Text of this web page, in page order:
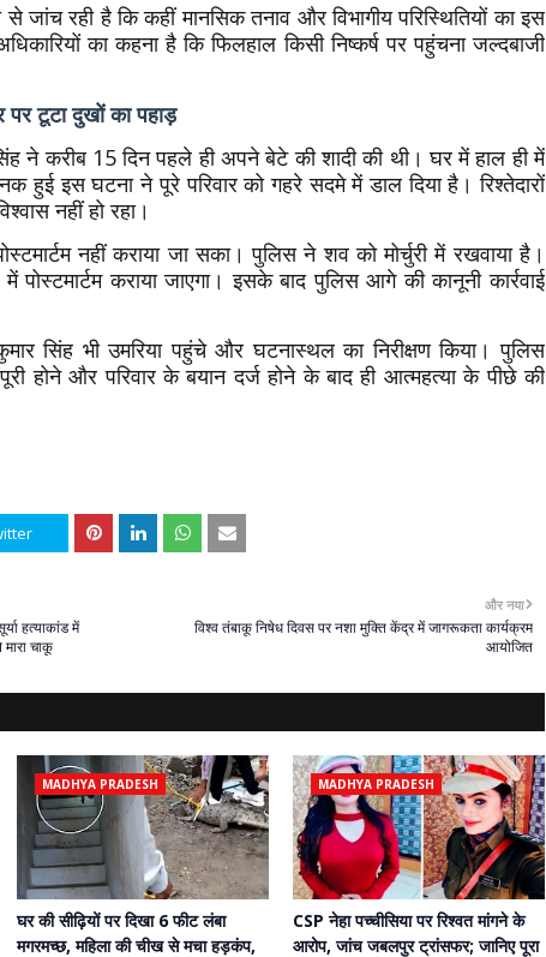
जांच रही है कि कहीं मानसिक तनाव और विभागीय परिस्थितियों का इस
का कहना है कि फिलहाल किसी निष्कर्ष पर पहुंचना जल्दबाजी
पर टूटा दुखों का पहाड़
ने करीब 15 दिन पहले ही अपने बेटे की शादी की थी। घर में हाल ही में
हुई इस घटना ने पूरे परिवार को गहरे सदमे में डाल दिया है। रिश्तेदारों
नहीं हो रहा।
नहीं कराया जा सका। पुलिस ने शव को मोर्चुरी में रखवाया है।
पोस्टमार्टम कराया जाएगा। इसके बाद पुलिस आगे की कानूनी कार्रवाई
सिंह भी उमरिया पहुंचे और घटनास्थल का निरीक्षण किया। पुलिस
होने और परिवार के बयान दर्ज होने के बाद ही आत्महत्या के पीछे की
और नया
विश्व तंबाकू निषेध दिवस पर नशा मुक्ति केंद्र में जागरूकता कार्यक्रम
आयोजित
हत्याकांड में
चाकू
MADHYA PRADESH
घर की सीढ़ियों पर दिखा 6 फीट लंबा
मगरमच्छ, महिला की चीख से मचा हड़कंप,
MADHYA PRADESH
CSP नेहा पच्चीसिया पर रिश्वत मांगने के
आरोप, जांच जबलपुर ट्रांसफर; जानिए पूरा